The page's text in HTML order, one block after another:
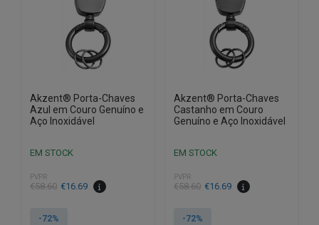
Akzent® Porta-Chaves
Azul em Couro Genuíno e
Aço Inoxidável
EM STOCK
PVPR
€58.60
O
original
€16.69
O
atual
-72%
Akzent® Porta-Chaves
Castanho em Couro
Genuíno e Aço Inoxidável
EM STOCK
PVPR
€58.60
O
original
€16.69
O
atual
-72%